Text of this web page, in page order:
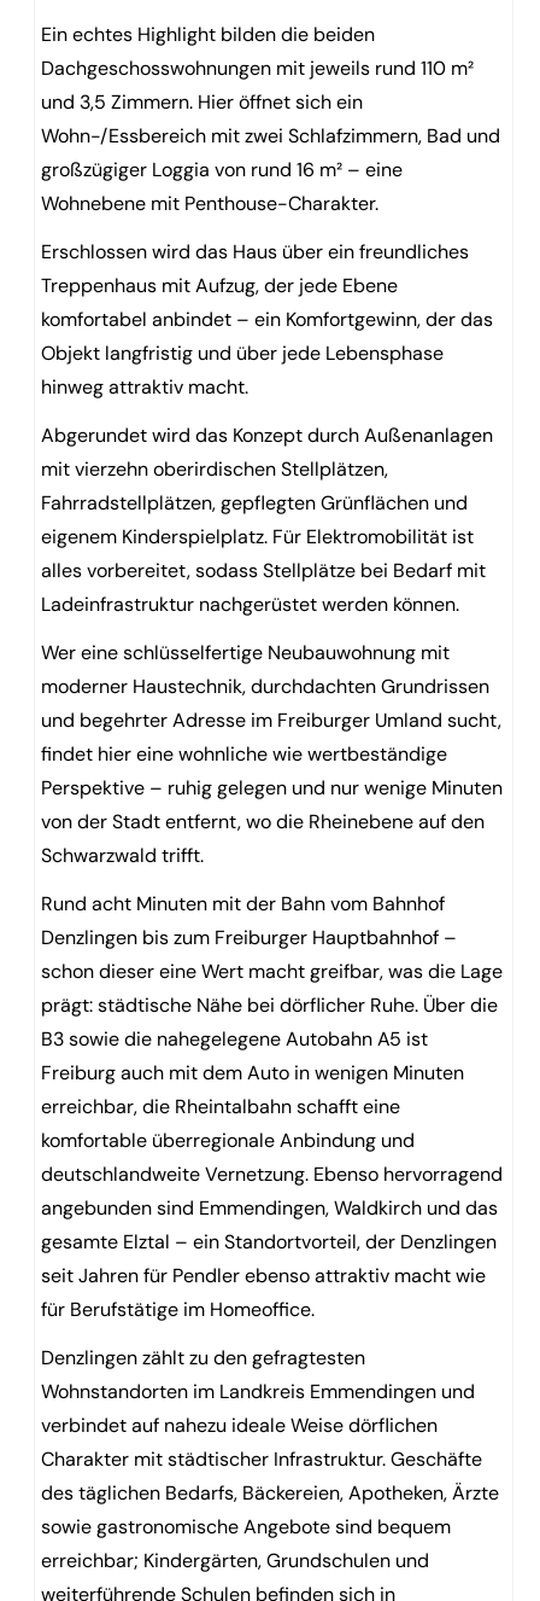
Ein echtes Highlight bilden die beiden
Dachgeschosswohnungen mit jeweils rund 110 m²
und 3,5 Zimmern. Hier öffnet sich ein
Wohn-/Essbereich mit zwei Schlafzimmern, Bad und
großzügiger Loggia von rund 16 m² – eine
Wohnebene mit Penthouse-Charakter.
Erschlossen wird das Haus über ein freundliches
Treppenhaus mit Aufzug, der jede Ebene
komfortabel anbindet – ein Komfortgewinn, der das
Objekt langfristig und über jede Lebensphase
hinweg attraktiv macht.
Abgerundet wird das Konzept durch Außenanlagen
mit vierzehn oberirdischen Stellplätzen,
Fahrradstellplätzen, gepflegten Grünflächen und
eigenem Kinderspielplatz. Für Elektromobilität ist
alles vorbereitet, sodass Stellplätze bei Bedarf mit
Ladeinfrastruktur nachgerüstet werden können.
Wer eine schlüsselfertige Neubauwohnung mit
moderner Haustechnik, durchdachten Grundrissen
und begehrter Adresse im Freiburger Umland sucht,
findet hier eine wohnliche wie wertbeständige
Perspektive – ruhig gelegen und nur wenige Minuten
von der Stadt entfernt, wo die Rheinebene auf den
Schwarzwald trifft.
Rund acht Minuten mit der Bahn vom Bahnhof
Denzlingen bis zum Freiburger Hauptbahnhof –
schon dieser eine Wert macht greifbar, was die Lage
prägt: städtische Nähe bei dörflicher Ruhe. Über die
B3 sowie die nahegelegene Autobahn A5 ist
Freiburg auch mit dem Auto in wenigen Minuten
erreichbar, die Rheintalbahn schafft eine
komfortable überregionale Anbindung und
deutschlandweite Vernetzung. Ebenso hervorragend
angebunden sind Emmendingen, Waldkirch und das
gesamte Elztal – ein Standortvorteil, der Denzlingen
seit Jahren für Pendler ebenso attraktiv macht wie
für Berufstätige im Homeoffice.
Denzlingen zählt zu den gefragtesten
Wohnstandorten im Landkreis Emmendingen und
verbindet auf nahezu ideale Weise dörflichen
Charakter mit städtischer Infrastruktur. Geschäfte
des täglichen Bedarfs, Bäckereien, Apotheken, Ärzte
sowie gastronomische Angebote sind bequem
erreichbar; Kindergärten, Grundschulen und
weiterführende Schulen befinden sich in